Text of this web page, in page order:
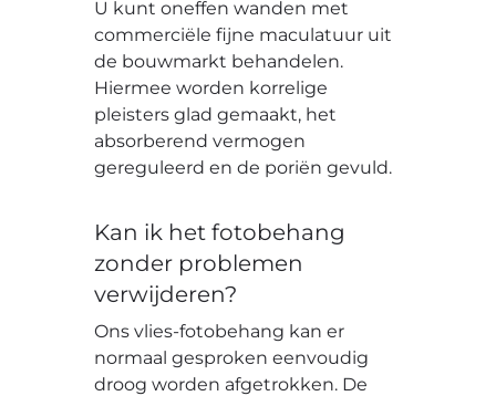
U kunt oneffen wanden met
commerciële fijne maculatuur uit
de bouwmarkt behandelen.
Hiermee worden korrelige
pleisters glad gemaakt, het
absorberend vermogen
gereguleerd en de poriën gevuld.
Kan ik het fotobehang
zonder problemen
verwijderen?
Ons vlies-fotobehang kan er
normaal gesproken eenvoudig
droog worden afgetrokken. De